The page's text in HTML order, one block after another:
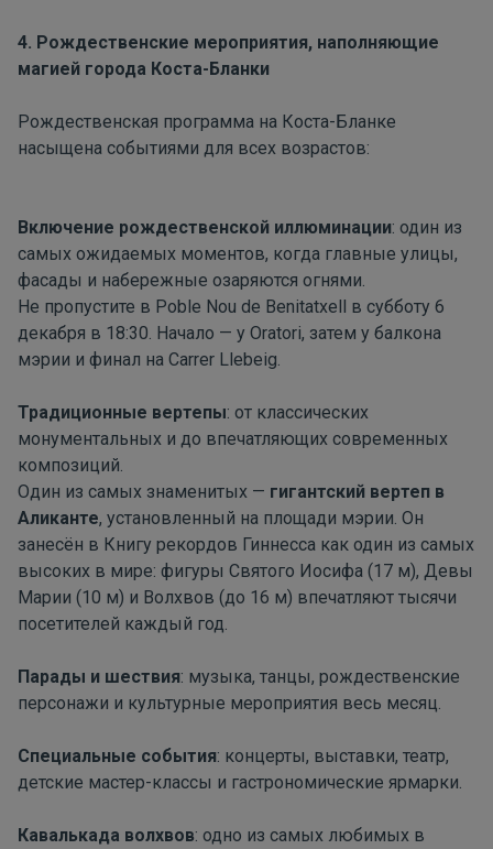
4. Рождественские мероприятия, наполняющие
магией города Коста-Бланки
Рождественская программа на Коста-Бланке
насыщена событиями для всех возрастов:
Включение рождественской иллюминации: один из
самых ожидаемых моментов, когда главные улицы,
фасады и набережные озаряются огнями.
Не пропустите в Poble Nou de Benitatxell в субботу 6
декабря в 18:30. Начало — у Oratori, затем у балкона
мэрии и финал на Carrer Llebeig
Традиционные вертепы: от классических
монументальных и до впечатляющих современных
композиций.
Один из самых знаменитых — гигантский вертеп в
Аликанте, установленный на площади мэрии. Он
занесён в Книгу рекордов Гиннесса как один из самых
высоких в мире: фигуры Святого Иосифа (17 м), Девы
Марии (10 м) и Волхвов (до 16 м) впечатляют тысячи
посетителей каждый год.
Парады и шествия: музыка, танцы, рождественские
персонажи и культурные мероприятия весь месяц.
Специальные события: концерты, выставки, театр,
детские мастер-классы и гастрономические ярмарки.
Кавалькада волхвов: одно из самых любимых в